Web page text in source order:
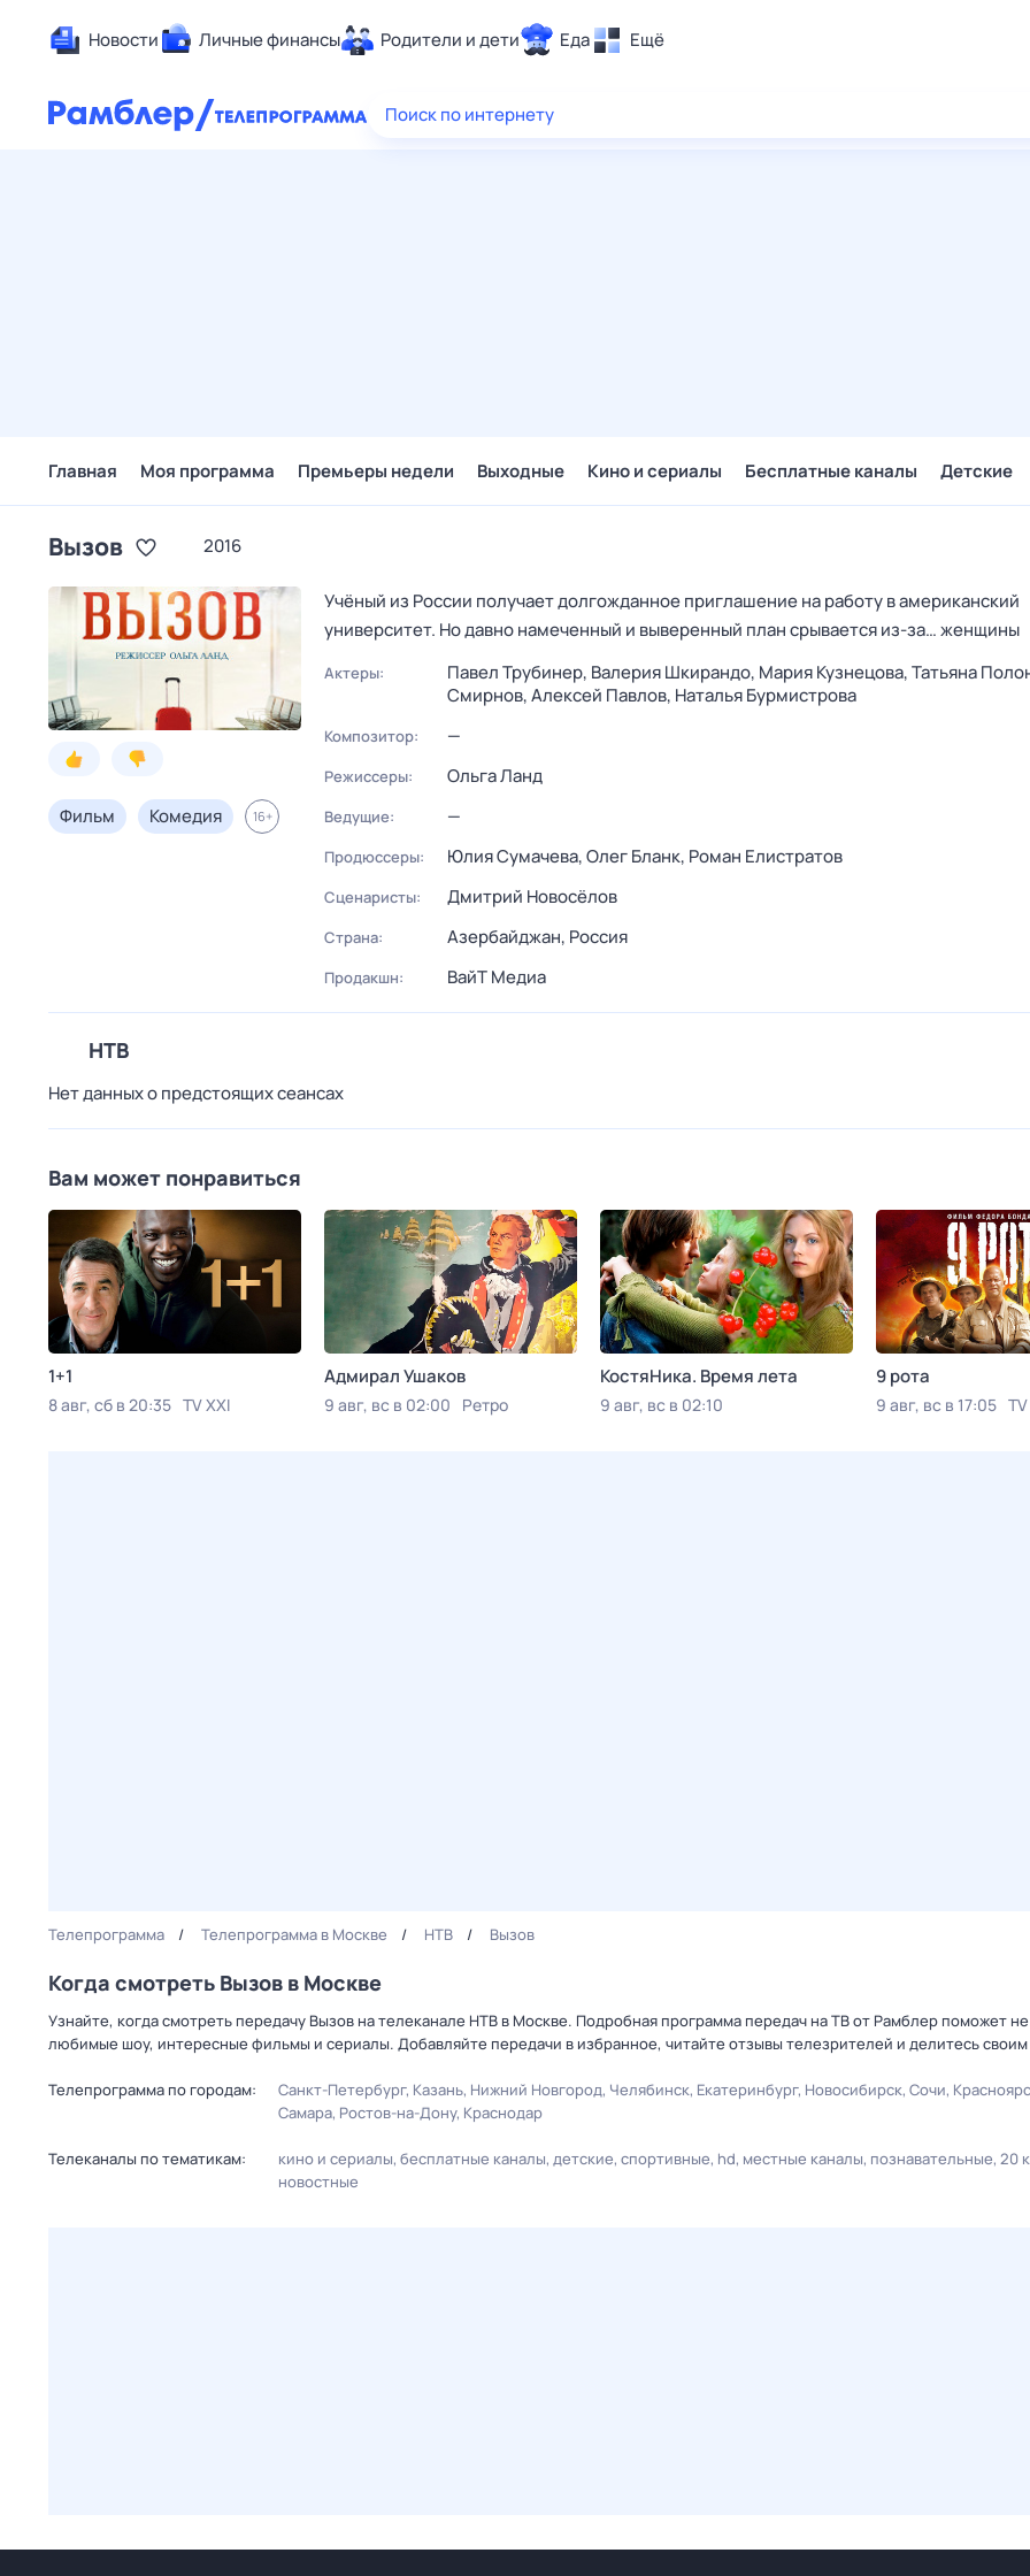
Новости Личные финансы Родители и дети Еда Ещё
Здоровье
Поиск по интернету
Главная Моя программа Премьеры недели Выходные Кино и сериалы Бесплатные каналы Детские
Вызов 2016
Фильм Комедия 16+
Учёный из России получает долгожданное приглашение на работу в американский
университет. Но давно намеченный и выверенный план срывается из-за… женщины
Актеры: Павел Трубинер, Валерия Шкирандо, Мария Кузнецова,Татьяна
Смирнов,Алексей Павлов, Наталья Бурмистрова
Композитор: —
Режиссеры: Ольга Ланд
Ведущие: —
Продюссеры: Юлия Сумачева,Олег Бланк, Роман Елистратов
Сценаристы: Дмитрий Новосёлов
Страна: Азербайджан, Россия
Продакшн: ВайТ Медиа
НТВ
Нет данных о предстоящих сеансах
Вам может понравиться
1+1
8 авг, сб в 20:35 TV XXI
Адмирал Ушаков
9 авг, вс в 02:00 Ретро
КостяНика. Время лета
9 авг, вс в 02:10
9 рота
9 авг, вс в 17:05
Телепрограмма Телепрограмма в Москве НТВ Вызов
Когда смотреть Вызов в Москве
Узнайте, когда смотреть передачу Вызов на телеканале НТВ в Москве. Подробная программа передач на ТВ от Рамблер поможет
любимые шоу, интересные фильмы и сериалы. Добавляйте передачи в избранное, читайте отзывы телезрителей и делитесь
Телепрограмма по городам: Санкт-Петербург Казань Нижний Новгород Челябинск Екатеринбург Новосибирск Сочи
Самара Ростов-на-Дону Краснодар
Телеканалы по тематикам: кино и сериалы бесплатные каналы детские спортивные hd местные каналы познавательные 20
новостные